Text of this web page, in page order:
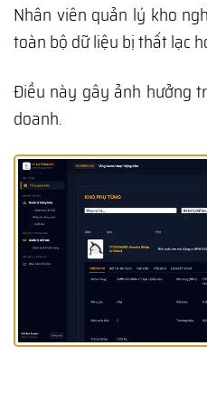
Nhân viên quản lý kho
toàn bộ dữ liệu bị thất lạc
Điều này gây ảnh hưởng
doanh.